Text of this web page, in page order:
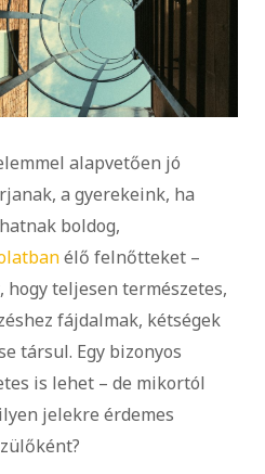
alapvetően jó
a gyerekeink, ha
boldog,
élő felnőtteket –
teljesen természetes,
fájdalmak, kétségek
társul. Egy bizonyos
is lehet – de mikortól
jelekre érdemes